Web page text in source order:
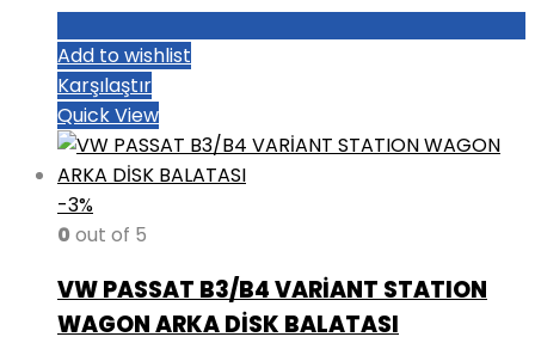
Add to wishlist
Karşılaştır
Quick View
-3%
0 out of 5
VW PASSAT B3/B4 VARİANT STATION
WAGON ARKA DİSK BALATASI